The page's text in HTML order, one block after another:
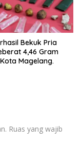
Bekuk Pria
4,46 Gram
Magelang.
Ruas yang wajib